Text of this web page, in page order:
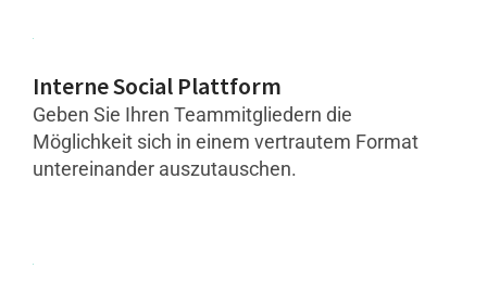
Interne Social Plattform
Geben Sie Ihren Teammitgliedern die
Möglichkeit sich in einem vertrautem Format
untereinander auszutauschen.